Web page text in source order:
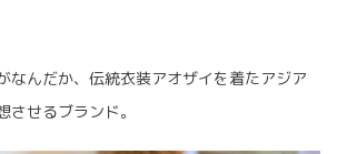
なんだか、伝統衣装アオザイを着たアジア
させるブランド。